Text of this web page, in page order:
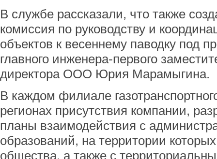
В службе рассказали, что также
комиссия по руководству и
объектов к весеннему паводку под
главного инженера-первого
директора ООО Юрия Марамыгина.
В каждом филиале
регионах присутствия компании,
планы взаимодействия с
образований, на территории
общества, а также с